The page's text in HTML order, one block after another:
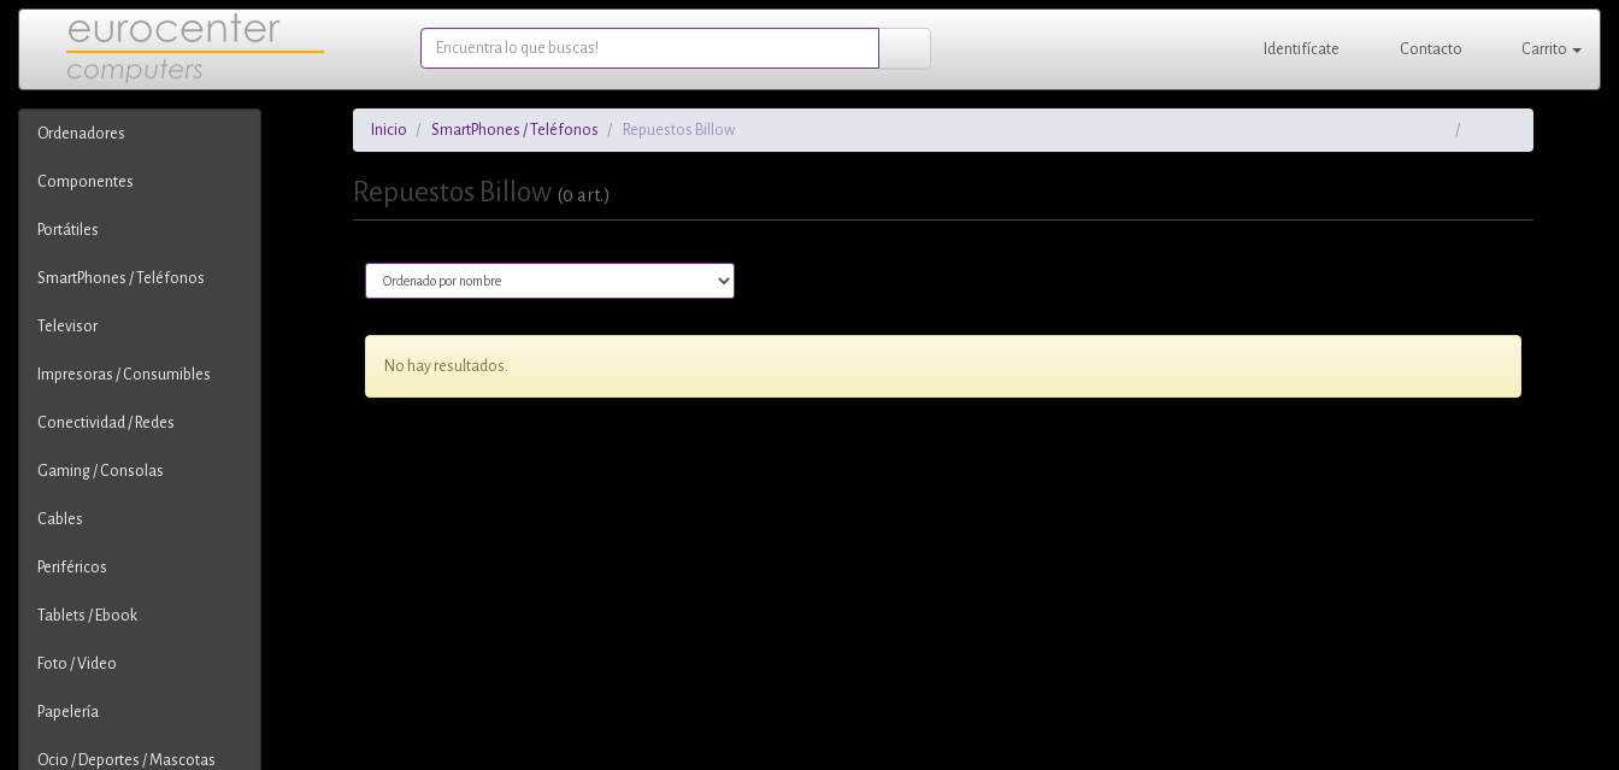
Identifícate Contacto Carrito
Ordenadores
Componentes
Portátiles
SmartPhones / Teléfonos
Televisor
Impresoras / Consumibles
Conectividad / Redes
Gaming / Consolas
Cables
Periféricos
Tablets / Ebook
Foto / Video
Papelería
Ocio / Deportes / Mascotas
Inicio SmartPhones / Teléfonos Repuestos Billow
Repuestos Billow (0 art.)
No hay resultados.